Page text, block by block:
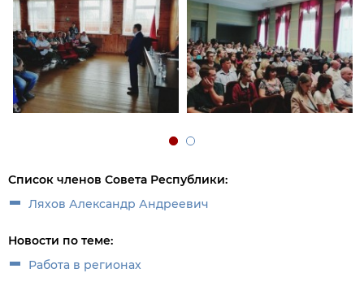
Список членов Совета Республики:
Ляхов Александр Андреевич
Новости по теме:
Работа в регионах